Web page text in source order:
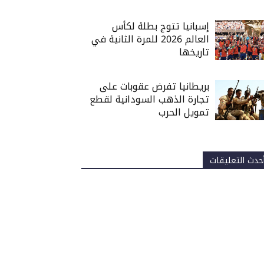
إسبانيا تتوج بطلة لكأس
العالم 2026 للمرة الثانية في
تاريخها
بريطانيا تفرض عقوبات على
تجارة الذهب السودانية لقطع
تمويل الحرب
التعليقات